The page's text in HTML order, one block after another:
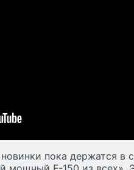
пока держатся в